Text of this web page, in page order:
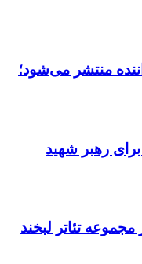
با صدای ۷ خواننده منتشر می‌شود؛
رهبر شهید
تئاتر لبخند